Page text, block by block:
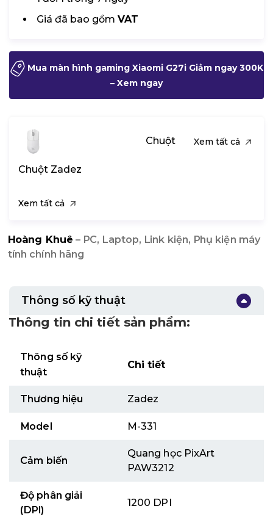
Giá đã bao gồm VAT
Mua màn hình gaming Xiaomi G27i Giảm ngay 300K
– Xem ngay
Chuột Xem tất cả
Chuột Zadez
Xem tất cả
Hoàng Khuê – PC, Laptop, Link kiện, Phụ kiện máy
tính chính hãng
Thông số kỹ thuật
Thông tin chi tiết sản phẩm:
Thông số kỹ
thuật
Chi tiết
Thương hiệu Zadez
Model M-331
Cảm biến
Quang học PixArt
PAW3212
Độ phân giải
(DPI)
1200 DPI